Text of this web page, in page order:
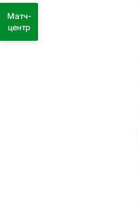
Матч-
центр